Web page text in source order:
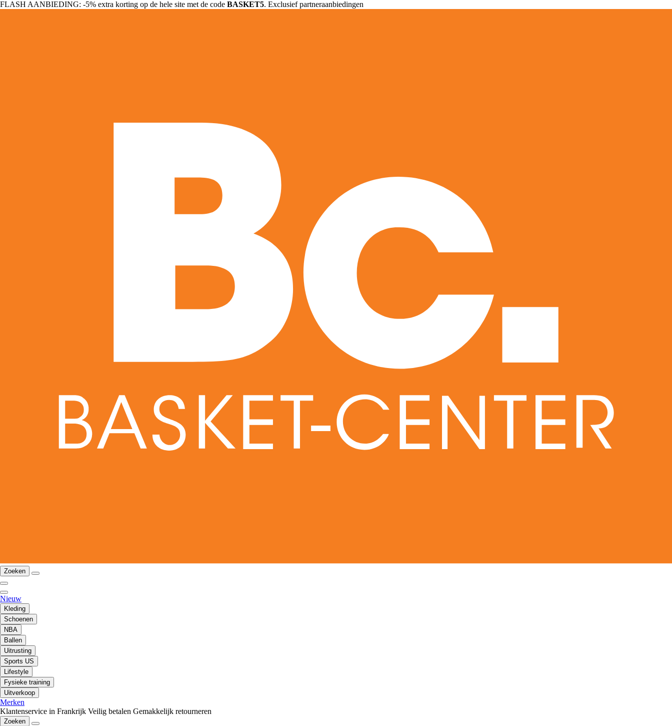
FLASH AANBIEDING: -5% extra korting op de hele site met de code BASKET5. Exclusief partneraanbiedingen
Zoeken
Nieuw
Kleding
Schoenen
NBA
Ballen
Uitrusting
Sports US
Lifestyle
Fysieke training
Uitverkoop
Merken
Klantenservice in Frankrijk Veilig betalen Gemakkelijk retourneren
Zoeken